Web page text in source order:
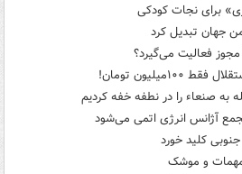
برای نجات کودکی
جهان تبدیل کرد
مجوز فعالیت می‌گیرد؟
تومان!
به صنعاء را در نطفه خفه کردیم
آژانس انرژی اتمی می‌شود
کلید خورد
مهمات و موشک